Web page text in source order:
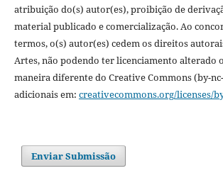
atribuição do(s) autor(es), proibição de
material publicado e comercialização. Ao
termos, o(s) autor(es) cedem os direitos
Artes, não podendo ter licenciamento alterado
maneira diferente do Creative Commons (by-
adicionais em: creativecommons.org/licenses/
Enviar Submissão